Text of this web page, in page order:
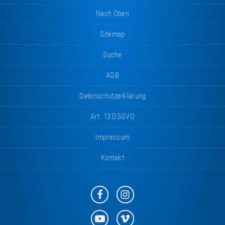
Nach Oben
Sitemap
Suche
AGB
Datenschutzerklärung
Art. 13 DSGVO
Impressum
Kontakt
Eurotramp
auf
Facebook
Eurotramp
auf
Instagram
EurotrampEurotramp